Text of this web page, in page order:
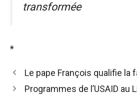
transformée
*
Le pape François qualifie la
Programmes de l’USAID au